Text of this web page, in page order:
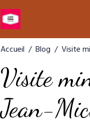
Accueil Blog Visite
Visite
Jean-